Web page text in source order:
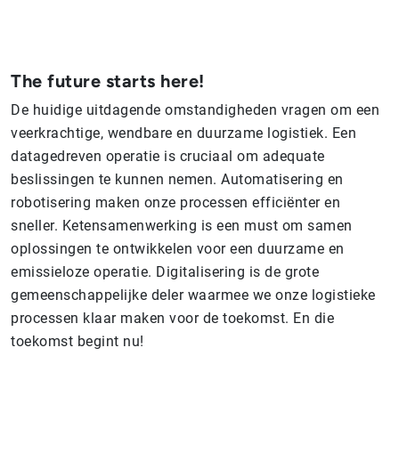
The future starts here!
De huidige uitdagende omstandigheden vragen om een
veerkrachtige, wendbare en duurzame logistiek. Een
datagedreven operatie is cruciaal om adequate
beslissingen te kunnen nemen. Automatisering en
robotisering maken onze processen efficiënter en
sneller. Ketensamenwerking is een must om samen
oplossingen te ontwikkelen voor een duurzame en
emissieloze operatie. Digitalisering is de grote
gemeenschappelijke deler waarmee we onze logistieke
processen klaar maken voor de toekomst. En die
toekomst begint nu!